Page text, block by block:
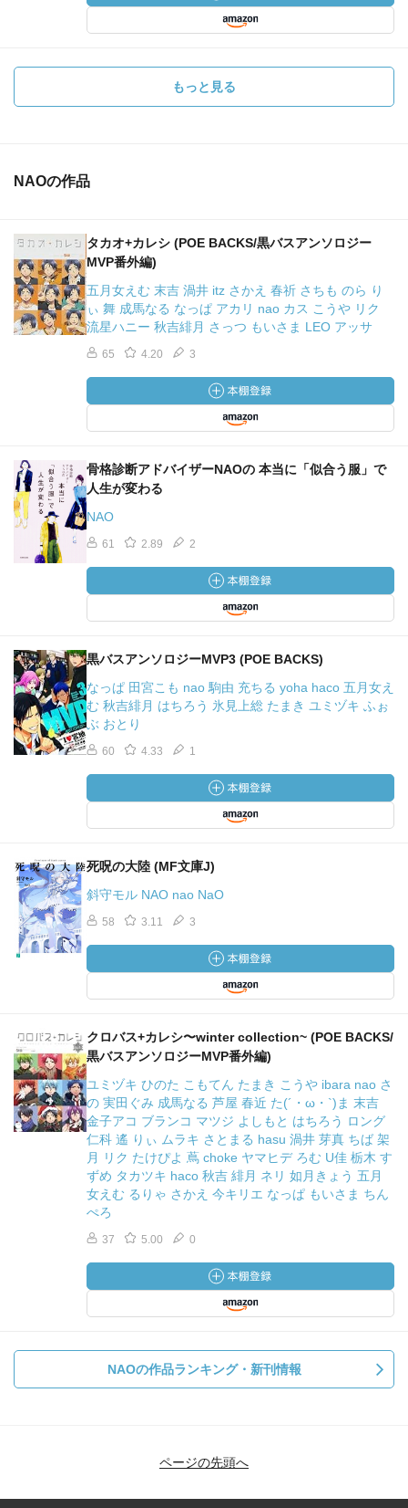
もっと見る
NAOの作品
タカオ+カレシ (POE BACKS/黒バスアンソロジー
MVP番外編)
五月女えむ 末吉 渦井 itz さかえ 春祈 さちも のら り
ぃ 舞 成馬なる なっぱ アカリ nao カス こうや リク
流星ハニー 秋吉緋月 さっつ もいさま LEO アッサ
65 4.20 3
骨格診断アドバイザーNAOの 本当に「似合う服」で
人生が変わる
NAO
61 2.89 2
黒バスアンソロジーMVP3 (POE BACKS)
なっぱ 田宮こも nao 駒由 充ちる yoha haco 五月女え
む 秋吉緋月 はちろう 氷見上総 たまき ユミヅキ ふぉ
ぶ おとり
60 4.33 1
死呪の大陸 (MF文庫J)
斜守モル NAO nao NaO
58 3.11 3
クロバス+カレシ〜winter collection~ (POE BACKS/
黒バスアンソロジーMVP番外編)
ユミヅキ ひのた こもてん たまき こうや ibara nao さ
の 実田ぐみ 成馬なる 芦屋 春近 た(´・ω・`)ま 末吉
金子アコ ブランコ マツジ よしもと はちろう ロング
仁科 遙 りぃ ムラキ さとまる hasu 渦井 芽真 ちば 架
月 リク たけぴよ 蔦 choke ヤマヒデ ろむ U佳 栃木 す
ずめ タカツキ haco 秋吉 緋月 ネリ 如月きょう 五月
女えむ るりゃ さかえ 今キリエ なっぱ もいさま ちん
ぺろ
37 5.00 0
NAOの作品ランキング・新刊情報
ページの先頭へ